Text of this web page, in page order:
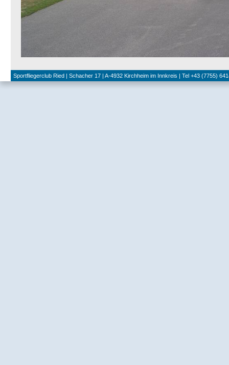
Sportfliegerclub Ried | Schacher 17 | A-4932 Kirchheim im Innkreis | Tel +43 (7755)